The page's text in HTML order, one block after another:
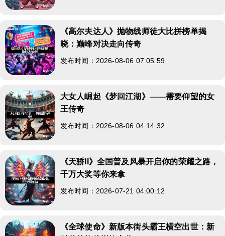
《高尔夫达人》抛物线师徒大比拼榜单揭
晓：巅峰对决走向传奇
发布时间：2026-08-06 07:05:59
大女人崛起《梦回江湖》——需要仰望的女
王传奇
发布时间：2026-08-06 04:14:32
《天骄II》全国普及风暴开启你的荣耀之路，
千万大奖等你来拿
发布时间：2026-07-21 04:00:12
《全球使命》新版本街头霸王横空出世：新